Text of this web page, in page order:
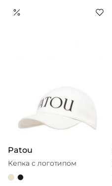
Patou
Кепка с логотипом